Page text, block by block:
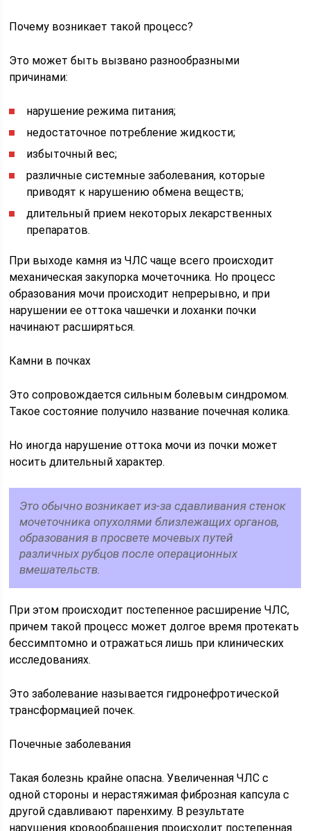
Почему возникает такой процесс?
Это может быть вызвано разнообразными
причинами:
нарушение режима питания;
недостаточное потребление жидкости;
избыточный вес;
различные системные заболевания, которые
приводят к нарушению обмена веществ;
длительный прием некоторых лекарственных
препаратов.
При выходе камня из ЧЛС чаще всего происходит
механическая закупорка мочеточника. Но процесс
образования мочи происходит непрерывно, и при
нарушении ее оттока чашечки и лоханки почки
начинают расширяться.
Камни в почках
Это сопровождается сильным болевым синдромом.
Такое состояние получило название почечная колика.
Но иногда нарушение оттока мочи из почки может
носить длительный характер.
Это обычно возникает из-за сдавливания стенок
мочеточника опухолями близлежащих органов,
образования в просвете мочевых путей
различных рубцов после операционных
вмешательств.
При этом происходит постепенное расширение ЧЛС,
причем такой процесс может долгое время протекать
бессимптомно и отражаться лишь при клинических
исследованиях.
Это заболевание называется гидронефротической
трансформацией почек.
Почечные заболевания
Такая болезнь крайне опасна. Увеличенная ЧЛС с
одной стороны и нерастяжимая фиброзная капсула с
другой сдавливают паренхиму. В результате
нарушения кровообращения происходит постепенная